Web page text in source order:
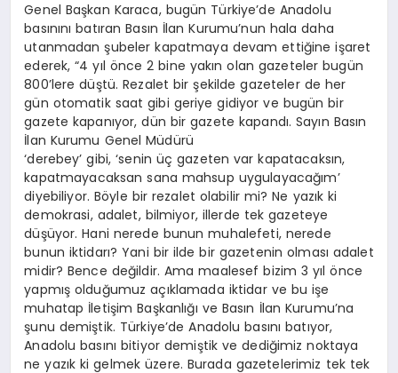
Genel Başkan Karaca, bugün Türkiye’de Anadolu
basınını batıran Basın İlan Kurumu’nun hala daha
utanmadan şubeler kapatmaya devam ettiğine işaret
ederek, “4 yıl önce 2 bine yakın olan gazeteler bugün
800’lere düştü. Rezalet bir şekilde gazeteler de her
gün otomatik saat gibi geriye gidiyor ve bugün bir
gazete kapanıyor, dün bir gazete kapandı. Sayın Basın
İlan Kurumu Genel Müdürü
‘derebey’ gibi, ‘senin üç gazeten var kapatacaksın,
kapatmayacaksan sana mahsup uygulayacağım’
diyebiliyor. Böyle bir rezalet olabilir mi? Ne yazık ki
demokrasi, adalet, bilmiyor, illerde tek gazeteye
düşüyor. Hani nerede bunun muhalefeti, nerede
bunun iktidarı? Yani bir ilde bir gazetenin olması adalet
midir? Bence değildir. Ama maalesef bizim 3 yıl önce
yapmış olduğumuz açıklamada iktidar ve bu işe
muhatap İletişim Başkanlığı ve Basın İlan Kurumu’na
şunu demiştik. Türkiye’de Anadolu basını batıyor,
Anadolu basını bitiyor demiştik ve dediğimiz noktaya
ne yazık ki gelmek üzere. Burada gazetelerimiz tek tek